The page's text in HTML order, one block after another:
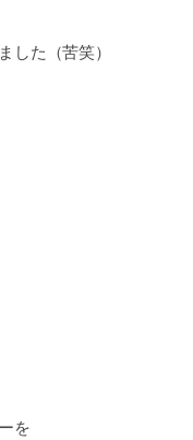
した（苦笑）
を